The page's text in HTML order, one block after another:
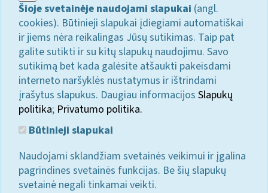
Šioje svetainėje naudojami slapukai (angl.
cookies). Būtinieji slapukai įdiegiami automatiškai
ir jiems nėra reikalingas Jūsų sutikimas. Taip pat
galite sutikti ir su kitų slapukų naudojimu. Savo
sutikimą bet kada galėsite atšaukti pakeisdami
interneto naršyklės nustatymus ir ištrindami
įrašytus slapukus. Daugiau informacijos Slapukų
politika; Privatumo politika.
Būtinieji slapukai
Naudojami sklandžiam svetainės veikimui ir įgalina
pagrindines svetainės funkcijas. Be šių slapukų
svetainė negali tinkamai veikti.